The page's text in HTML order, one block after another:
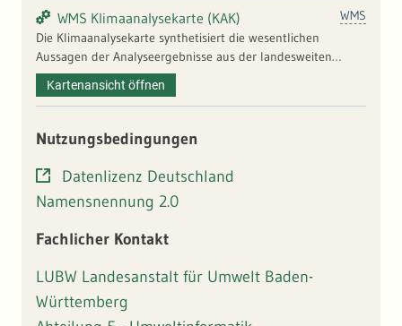
WMS
WMS Klimaanalysekarte (KAK)
Die Klimaanalysekarte synthetisiert die wesentlichen
Aussagen der Analyseergebnisse aus der landesweiten
Klimaanalyse – im vorliegenden Fall die
Modellausgabegrößen für die Nachtsituation – in einer Karte
zusätzlichen Legendeninhalten zu den Themenfeldern
Überwärmung, Kaltluftentstehung und Kaltluftfluss.
Kartenansicht öffnen
Nutzungsbedingungen
Datenlizenz Deutschland
Namensnennung 2.0
Fachlicher Kontakt
LUBW Landesanstalt für Umwelt Baden-
Württemberg